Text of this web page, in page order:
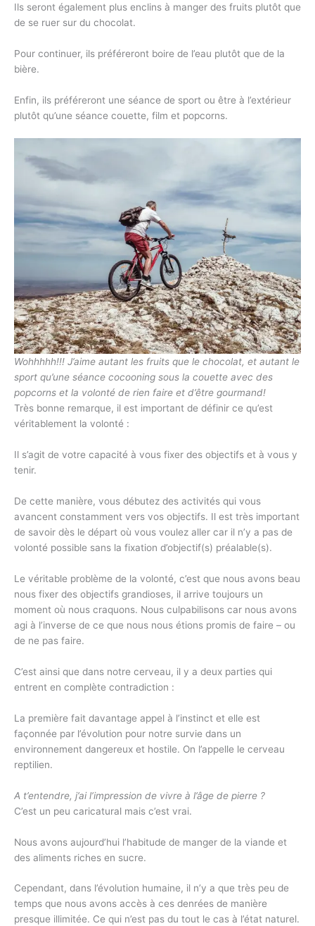
Ils seront également plus enclins à manger des fruits plutôt que
de se ruer sur du chocolat.
Pour continuer, ils préféreront boire de l’eau plutôt que de la
bière.
Enfin, ils préféreront une séance de sport ou être à l’extérieur
plutôt qu’une séance couette, film et popcorns.
Wohhhhh!!! J’aime autant les fruits que le chocolat, et autant le
sport qu’une séance cocooning sous la couette avec des
popcorns et la volonté de rien faire et d’être gourmand!
Très bonne remarque, il est important de définir ce qu’est
véritablement la volonté :
Il s’agit de votre capacité à vous fixer des objectifs et à vous y
tenir.
De cette manière, vous débutez des activités qui vous
avancent constamment vers vos objectifs. Il est très important
de savoir dès le départ où vous voulez aller car il n’y a pas de
volonté possible sans la fixation d’objectif(s) préalable(s).
Le véritable problème de la volonté, c’est que nous avons beau
nous fixer des objectifs grandioses, il arrive toujours un
moment où nous craquons. Nous culpabilisons car nous avons
agi à l’inverse de ce que nous nous étions promis de faire – ou
de ne pas faire.
C’est ainsi que dans notre cerveau, il y a deux parties qui
entrent en complète contradiction :
La première fait davantage appel à l’instinct et elle est
façonnée par l’évolution pour notre survie dans un
environnement dangereux et hostile. On l’appelle le cerveau
reptilien.
A t’entendre, j’ai l’impression de vivre à l’âge de pierre ?
C’est un peu caricatural mais c’est vrai.
Nous avons aujourd’hui l’habitude de manger de la viande et
des aliments riches en sucre.
Cependant, dans l’évolution humaine, il n’y a que très peu de
temps que nous avons accès à ces denrées de manière
presque illimitée. Ce qui n’est pas du tout le cas à l’état naturel.